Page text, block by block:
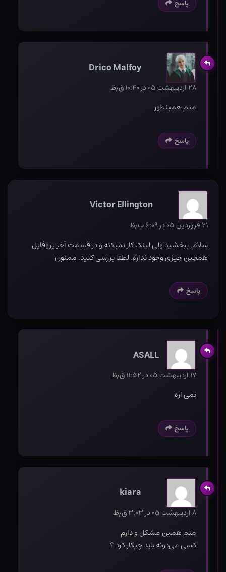
پاسخ
Drico Malfoy
۲۸ اردیبهشت ۰۵ در ۱۰:۴۰ ق٫ظ
منم همینطور
پاسخ
Victor Ellington
۲۱ فروردین ۰۵ در ۶:۰۹ ب٫ظ
سلام. ببخشید ولی لینک کار نمیکنه و در قسمت آخر پروفایل
همچین چیزی وجود نداره. لطفا بررسی کنید. ممنون
پاسخ
ASALL
۱۷ اردیبهشت ۰۵ در ۱۱:۵۲ ق٫ظ
نمی اره
پاسخ
kiara
۸ اردیبهشت ۰۵ در ۳:۰۳ ق٫ظ
منم همین مشکل و دارم
کسی می‌دونه باید چیکار کرد ؟